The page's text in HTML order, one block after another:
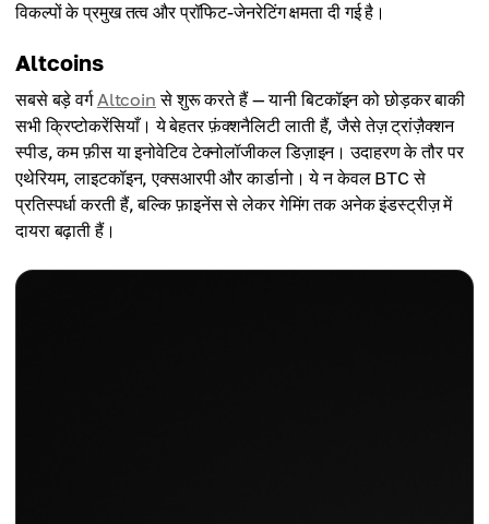
विकल्पों के प्रमुख तत्व और प्रॉफिट-जेनरेटिंग क्षमता दी गई है।
Altcoins
सबसे बड़े वर्गAltcoin से शुरू करते हैं — यानी बिटकॉइन को छोड़कर बाकी
सभी क्रिप्टोकरेंसियाँ। ये बेहतर फ़ंक्शनैलिटी लाती हैं, जैसे तेज़ ट्रांज़ैक्शन
स्पीड, कम फ़ीस या इनोवेटिव टेक्नोलॉजीकल डिज़ाइन। उदाहरण के तौर पर
एथेरियम, लाइटकॉइन, एक्सआरपी और कार्डानो। ये न केवल BTC से
प्रतिस्पर्धा करती हैं, बल्कि फ़ाइनेंस से लेकर गेमिंग तक अनेक इंडस्ट्रीज़ में
दायरा बढ़ाती हैं।